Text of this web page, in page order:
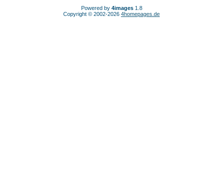
Powered by 4images1.8
Copyright © 2002-2026 4homepages.de